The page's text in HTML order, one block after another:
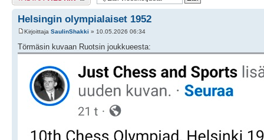
Helsingin olympialaiset 1952
Kirjoittaja SaulinShakki » 10.05.2026 06:34
Törmäsin kuvaan Ruotsin joukkueesta: